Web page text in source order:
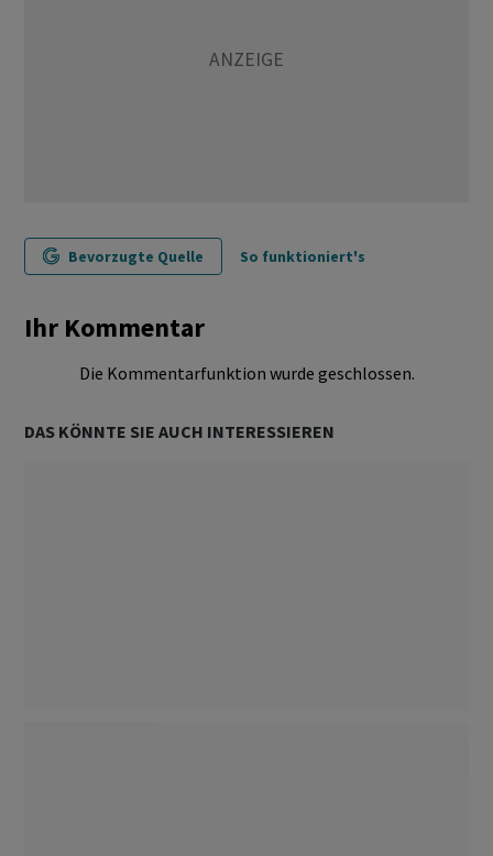
Bevorzugte Quelle So funktioniert's
Ihr Kommentar
Die Kommentarfunktion wurde geschlossen.
DAS KÖNNTE SIE AUCH INTERESSIEREN